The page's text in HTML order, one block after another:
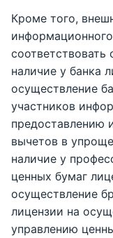
Кроме того,
наличие у банка
осуществление
участников
предоставлению
вычетов в
наличие у
ценных бумаг
осуществление
лицензии на
управлению